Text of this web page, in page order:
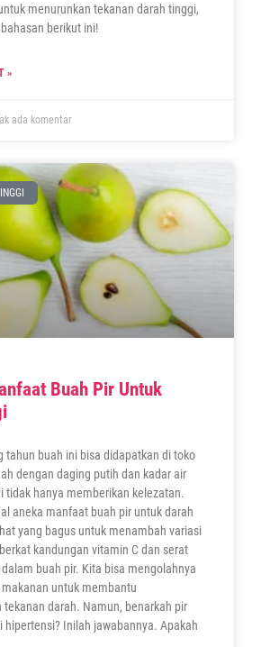
menurunkan tekanan darah tinggi,
berikut ini!
»
ada komentar
Buah Pir Untuk
tahun buah ini bisa didapatkan di toko
dengan daging putih dan kadar air
tidak hanya memberikan kelezatan.
aneka manfaat buah pir untuk darah
yang bagus untuk menambah variasi
kandungan vitamin C dan serat
buah pir. Kita bisa mengolahnya
untuk membantu
tekanan darah. Namun, benarkah pir
hipertensi? Inilah jawabannya. Apakah